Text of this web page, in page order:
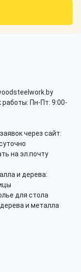
работы: Пн-Пт: 9:00-
через сайт:
на эл.почту
и дерева:
для стола
и металла